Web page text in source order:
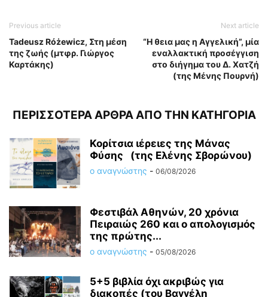
Previous article
Tadeusz Różewicz, Στη μέση
της ζωής (μτφρ. Γιώργος
Καρτάκης)
Next article
“Η θεια μας η Αγγελική”, μία
εναλλακτική προσέγγιση
στο διήγημα του Δ. Χατζή
(της Μένης Πουρνή)
ΠΕΡΙΣΣΟΤΕΡΑ ΑΡΘΡΑ ΑΠΟ ΤΗΝ ΚΑΤΗΓΟΡΙΑ
Κορίτσια ιέρειες της Μάνας
Φύσης (της Ελένης Σβορώνου)
ο αναγνώστης - 06/08/2026
Φεστιβάλ Αθηνών, 20 χρόνια
Πειραιώς 260 και ο απολογισμός
της πρώτης...
ο αναγνώστης - 05/08/2026
5+5 βιβλία όχι ακριβώς για
διακοπές (του Βαγγέλη